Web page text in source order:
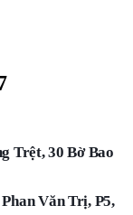
Trệt, 30 Bờ Bao
Văn Trị, P5,